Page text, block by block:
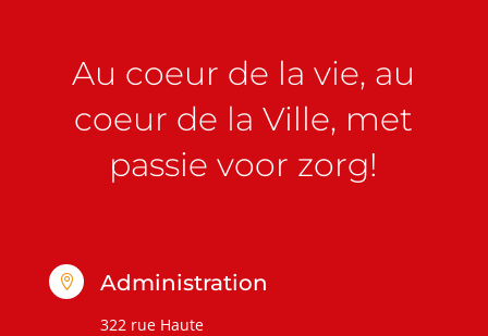
Au coeur de la vie, au
coeur de la Ville, met
passie voor zorg!
 Administration
322 rue Haute